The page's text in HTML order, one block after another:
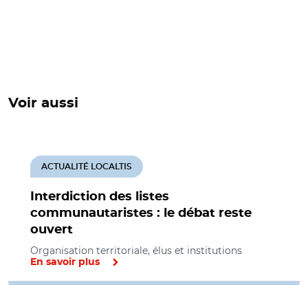
Voir aussi
Interdiction des listes
communautaristes : le débat reste
ouvert
ACTUALITÉ LOCALTIS
Organisation territoriale, élus et institutions
En savoir plus